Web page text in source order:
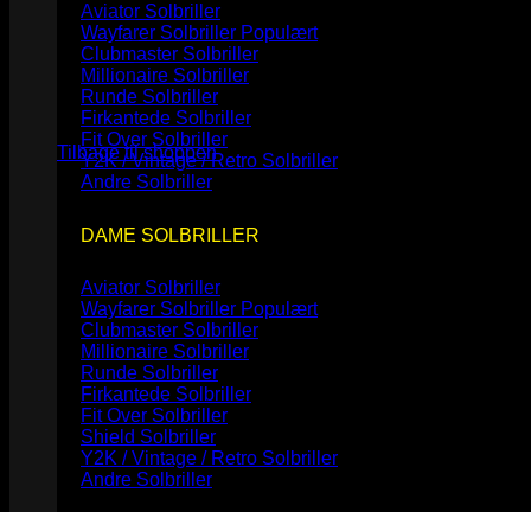
Ingen varer i kurven.
Tilbage til shoppen
Aviator Solbriller
Wayfarer Solbriller
Clubmaster Solbriller
Millionaire Solbriller
Runde Solbriller
Firkantede Solbriller
Fit Over Solbriller
Y2K / Vintage / Retro Solbriller
Andre Solbriller
DAME SOLBRILLER
Aviator Solbriller
Wayfarer Solbriller
Clubmaster Solbriller
Millionaire Solbriller
Runde Solbriller
Firkantede Solbriller
Fit Over Solbriller
Shield Solbriller
Y2K / Vintage / Retro Solbriller
Andre Solbriller